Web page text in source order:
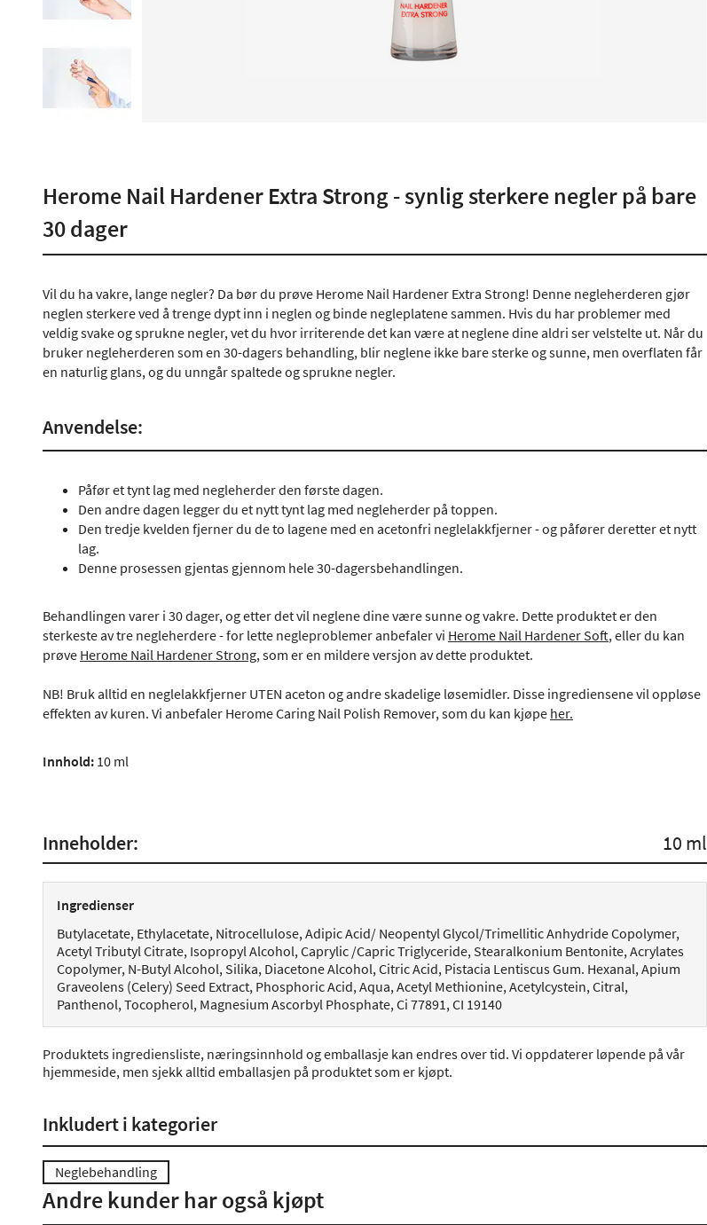
Herome Nail Hardener Extra Strong - synlig sterkere negler på bare
30 dager
Vil du ha vakre, lange negler? Da bør du prøve Herome Nail Hardener Extra Strong! Denne negleherderen gjør
neglen sterkere ved å trenge dypt inn i neglen og binde negleplatene sammen. Hvis du har problemer med
veldig svake og sprukne negler, vet du hvor irriterende det kan være at neglene dine aldri ser velstelte ut. Når du
bruker negleherderen som en 30-dagers behandling, blir neglene ikke bare sterke og sunne, men overflaten får
en naturlig glans, og du unngår spaltede og sprukne negler.
Anvendelse:
Påfør et tynt lag med negleherder den første dagen.
Den andre dagen legger du et nytt tynt lag med negleherder på toppen.
Den tredje kvelden fjerner du de to lagene med en acetonfri neglelakkfjerner - og påfører deretter et nytt
lag.
Denne prosessen gjentas gjennom hele 30-dagersbehandlingen.
Behandlingen varer i 30 dager, og etter det vil neglene dine være sunne og vakre. Dette produktet er den
sterkeste av tre negleherdere - for lette negleproblemer anbefaler vi Herome Nail Hardener Soft, eller du kan
prøve Herome Nail Hardener Strong, som er en mildere versjon av dette produktet.
NB! Bruk alltid en neglelakkfjerner UTEN aceton og andre skadelige løsemidler. Disse ingrediensene vil oppløse
effekten av kuren. Vi anbefaler Herome Caring Nail Polish Remover, som du kan kjøpe her.
Innhold: 10 ml
Inneholder: 10 ml
Ingredienser
Butylacetate, Ethylacetate, Nitrocellulose, Adipic Acid/ Neopentyl Glycol/Trimellitic Anhydride Copolymer,
Acetyl Tributyl Citrate, Isopropyl Alcohol, Caprylic /Capric Triglyceride, Stearalkonium Bentonite, Acrylates
Copolymer, N-Butyl Alcohol, Silika, Diacetone Alcohol, Citric Acid, Pistacia Lentiscus Gum. Hexanal, Apium
Graveolens (Celery) Seed Extract, Phosphoric Acid, Aqua, Acetyl Methionine, Acetylcystein, Citral,
Panthenol, Tocopherol, Magnesium Ascorbyl Phosphate, Ci 77891, CI 19140
Produktets ingrediensliste, næringsinnhold og emballasje kan endres over tid. Vi oppdaterer løpende på vår
hjemmeside, men sjekk alltid emballasjen på produktet som er kjøpt.
Inkludert i kategorier
Neglebehandling
Andre kunder har også kjøpt